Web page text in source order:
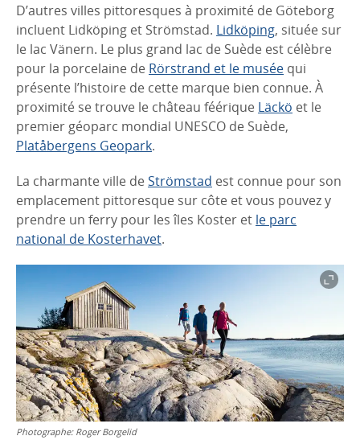
D’autres villes pittoresques à proximité de Göteborg
incluent Lidköping et Strömstad. Lidköping, située sur
le lac Vänern. Le plus grand lac de Suède est célèbre
pour la porcelaine de Rörstrand et le musée qui
présente l’histoire de cette marque bien connue. À
proximité se trouve le château féérique Läckö et le
premier géoparc mondial UNESCO de Suède,
Platåbergens Geopark.
La charmante ville deStrömstad est connue pour son
emplacement pittoresque sur côte et vous pouvez y
prendre un ferry pour les îles Koster et le parc
national de Kosterhavet.
Photographe: Roger Borgelid